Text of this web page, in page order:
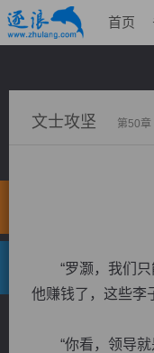
首页
文士攻坚 第50章
“罗灏，我们只
他赚钱了，这些李
“你看，领导就